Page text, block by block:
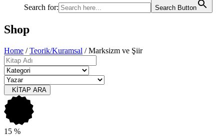
Search for: Search Button
Shop
Home /Teorik/Kuramsal / Marksizm ve Şiir
KİTAP ARA
15 %